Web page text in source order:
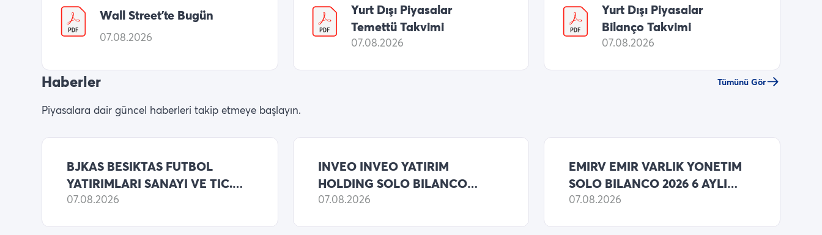
Wall Street’te Bugün
07.08.2026
Yurt Dışı Piyasalar
Temettü Takvimi
07.08.2026
Yurt Dışı Piyasalar
Bilanço Takvimi
07.08.2026
Haberler Tümünü Gör
Piyasalara dair güncel haberleri takip etmeye başlayın.
BJKAS BESIKTAS FUTBOL
YATIRIMLARI SANAYI VE TIC.
KONSOLIDE BILANCO 2025
07.08.2026
INVEO INVEO YATIRIM
HOLDING SOLO BILANCO
2026 6 AYLIK NET KARI
07.08.2026
EMIRV EMIR VARLIK YONETIM
SOLO BILANCO 2026 6 AYLIK
NET KARI 262,589,000 TL
07.08.2026